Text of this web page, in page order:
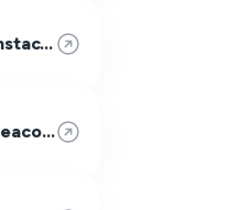
Instacart
Peacock